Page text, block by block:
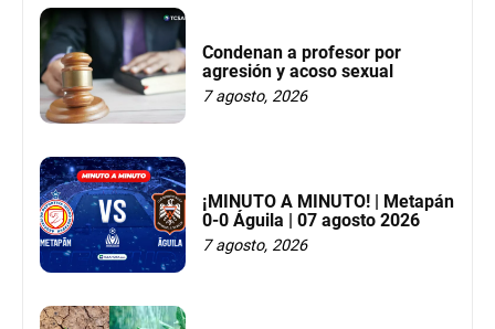
Condenan a profesor por
agresión y acoso sexual
7 agosto, 2026
¡MINUTO A MINUTO! | Metapán
0-0 Águila | 07 agosto 2026
7 agosto, 2026